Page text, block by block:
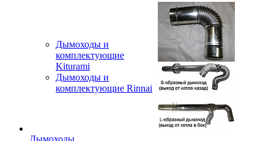
Дымоходы и
комплектующие
Kiturami
Дымоходы и
комплектующие Rinnai
Дымоходы